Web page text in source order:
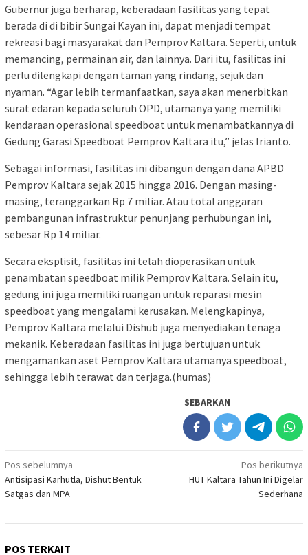
Gubernur juga berharap, keberadaan fasilitas yang tepat
berada di di bibir Sungai Kayan ini, dapat menjadi tempat
rekreasi bagi masyarakat dan Pemprov Kaltara. Seperti, untuk
memancing, permainan air, dan lainnya. Dari itu, fasilitas ini
perlu dilengkapi dengan taman yang rindang, sejuk dan
nyaman. “Agar lebih termanfaatkan, saya akan menerbitkan
surat edaran kepada seluruh OPD, utamanya yang memiliki
kendaraan operasional speedboat untuk menambatkannya di
Gedung Garasi Speedboat Pemprov Kaltara itu,” jelas Irianto.
Sebagai informasi, fasilitas ini dibangun dengan dana APBD
Pemprov Kaltara sejak 2015 hingga 2016. Dengan masing-
masing, teranggarkan Rp 7 miliar. Atau total anggaran
pembangunan infrastruktur penunjang perhubungan ini,
sebesar Rp 14 miliar.
Secara eksplisit, fasilitas ini telah dioperasikan untuk
penambatan speedboat milik Pemprov Kaltara. Selain itu,
gedung ini juga memiliki ruangan untuk reparasi mesin
speedboat yang mengalami kerusakan. Melengkapinya,
Pemprov Kaltara melalui Dishub juga menyediakan tenaga
mekanik. Keberadaan fasilitas ini juga bertujuan untuk
mengamankan aset Pemprov Kaltara utamanya speedboat,
sehingga lebih terawat dan terjaga.(humas)
SEBARKAN
Navigasi
pos
Pos sebelumnya
Antisipasi Karhutla, Dishut Bentuk
Satgas dan MPA
Pos berikutnya
HUT Kaltara Tahun Ini Digelar
Sederhana
POS TERKAIT